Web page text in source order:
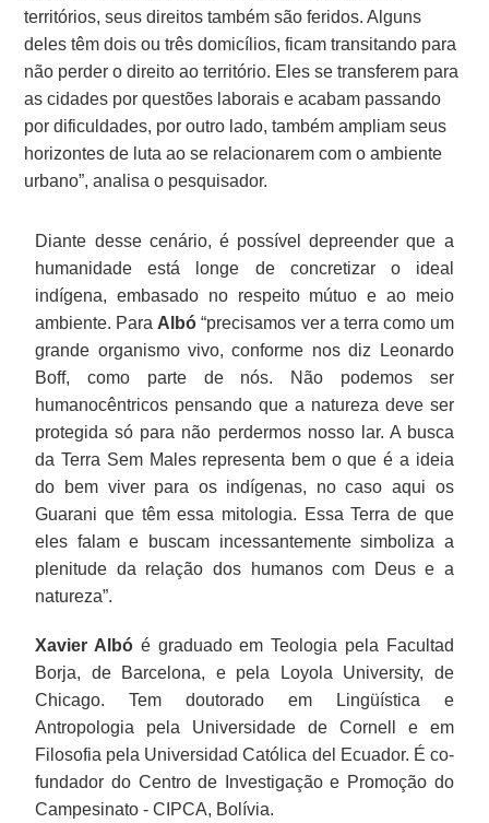
territórios, seus direitos também são feridos. Alguns
deles têm dois ou três domicílios, ficam transitando para
não perder o direito ao território. Eles se transferem para
as cidades por questões laborais e acabam passando
por dificuldades, por outro lado, também ampliam seus
horizontes de luta ao se relacionarem com o ambiente
urbano”, analisa o pesquisador.
Diante desse cenário, é possível depreender que a
humanidade está longe de concretizar o ideal
indígena, embasado no respeito mútuo e ao meio
ambiente. Para Albó “precisamos ver a terra como um
grande organismo vivo, conforme nos diz Leonardo
Boff, como parte de nós. Não podemos ser
humanocêntricos pensando que a natureza deve ser
protegida só para não perdermos nosso lar. A busca
da Terra Sem Males representa bem o que é a ideia
do bem viver para os indígenas, no caso aqui os
Guarani que têm essa mitologia. Essa Terra de que
eles falam e buscam incessantemente simboliza a
plenitude da relação dos humanos com Deus e a
natureza”.
Xavier Albó é graduado em Teologia pela Facultad
Borja, de Barcelona, e pela Loyola University, de
Chicago. Tem doutorado em Lingüística e
Antropologia pela Universidade de Cornell e em
Filosofia pela Universidad Católica del Ecuador. É co-
fundador do Centro de Investigação e Promoção do
Campesinato - CIPCA, Bolívia.